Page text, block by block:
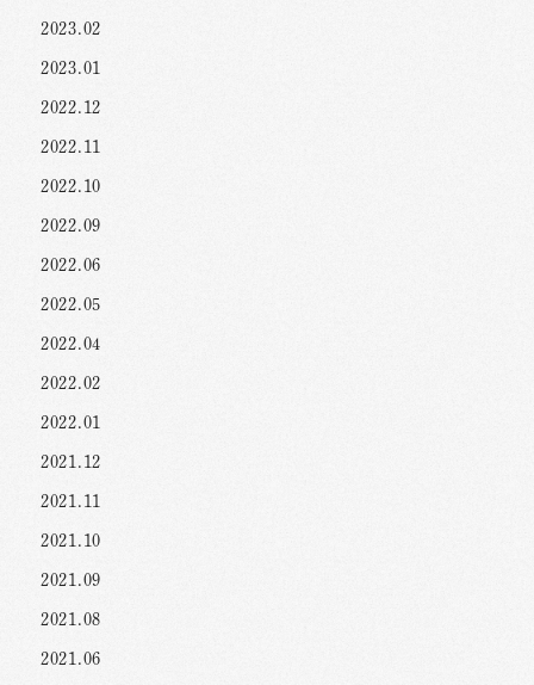
2023.02
2023.01
2022.12
2022.11
2022.10
2022.09
2022.06
2022.05
2022.04
2022.02
2022.01
2021.12
2021.11
2021.10
2021.09
2021.08
2021.06